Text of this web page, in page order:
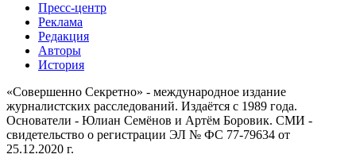
Пресс-центр
Реклама
Редакция
Авторы
История
«Совершенно Секретно» - международное издание
журналистских расследований. Издаётся с 1989 года.
Основатели - Юлиан Семёнов и Артём Боровик. CМИ -
свидетельство о регистрации ЭЛ № ФС 77-79634 от
25.12.2020 г.